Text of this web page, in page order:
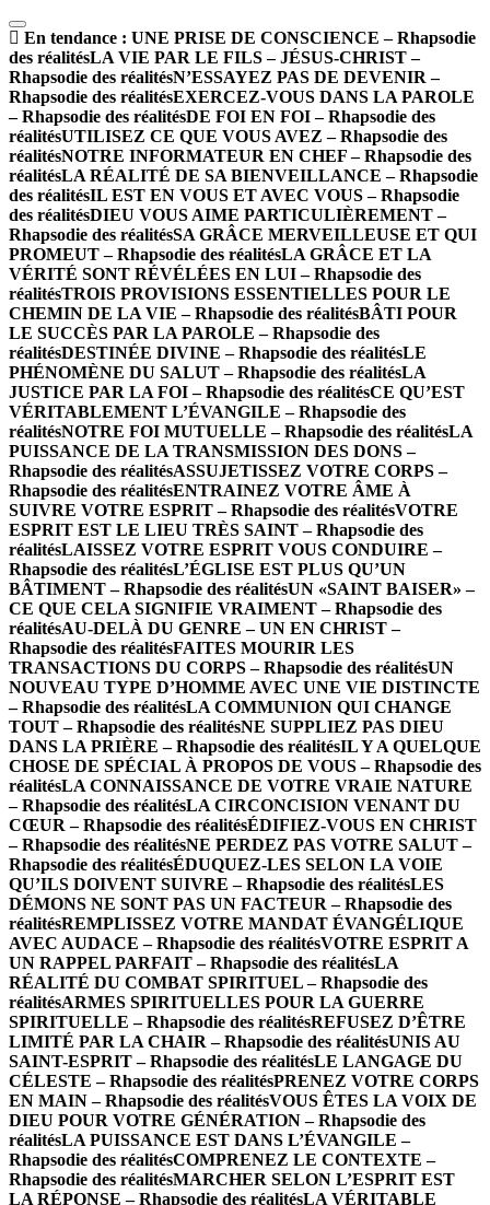
En tendance : UNE PRISE DE CONSCIENCE – Rhapsodie
des réalitésLA VIE PAR LE FILS – JÉSUS-CHRIST –
Rhapsodie des réalitésN’ESSAYEZ PAS DE DEVENIR –
Rhapsodie des réalitésEXERCEZ-VOUS DANS LA PAROLE
– Rhapsodie des réalitésDE FOI EN FOI – Rhapsodie des
réalitésUTILISEZ CE QUE VOUS AVEZ – Rhapsodie des
réalitésNOTRE INFORMATEUR EN CHEF – Rhapsodie des
réalitésLA RÉALITÉ DE SA BIENVEILLANCE – Rhapsodie
des réalitésIL EST EN VOUS ET AVEC VOUS – Rhapsodie
des réalitésDIEU VOUS AIME PARTICULIÈREMENT –
Rhapsodie des réalitésSA GRÂCE MERVEILLEUSE ET QUI
PROMEUT – Rhapsodie des réalitésLA GRÂCE ET LA
VÉRITÉ SONT RÉVÉLÉES EN LUI – Rhapsodie des
réalitésTROIS PROVISIONS ESSENTIELLES POUR LE
CHEMIN DE LA VIE – Rhapsodie des réalitésBÂTI POUR
LE SUCCÈS PAR LA PAROLE – Rhapsodie des
réalitésDESTINÉE DIVINE – Rhapsodie des réalitésLE
PHÉNOMÈNE DU SALUT – Rhapsodie des réalitésLA
JUSTICE PAR LA FOI – Rhapsodie des réalitésCE QU’EST
VÉRITABLEMENT L’ÉVANGILE – Rhapsodie des
réalitésNOTRE FOI MUTUELLE – Rhapsodie des réalitésLA
PUISSANCE DE LA TRANSMISSION DES DONS –
Rhapsodie des réalitésASSUJETISSEZ VOTRE CORPS –
Rhapsodie des réalitésENTRAINEZ VOTRE ÂME À
SUIVRE VOTRE ESPRIT – Rhapsodie des réalitésVOTRE
ESPRIT EST LE LIEU TRÈS SAINT – Rhapsodie des
réalitésLAISSEZ VOTRE ESPRIT VOUS CONDUIRE –
Rhapsodie des réalitésL’ÉGLISE EST PLUS QU’UN
BÂTIMENT – Rhapsodie des réalitésUN «SAINT BAISER» –
CE QUE CELA SIGNIFIE VRAIMENT – Rhapsodie des
réalitésAU-DELÀ DU GENRE – UN EN CHRIST –
Rhapsodie des réalitésFAITES MOURIR LES
TRANSACTIONS DU CORPS – Rhapsodie des réalitésUN
NOUVEAU TYPE D’HOMME AVEC UNE VIE DISTINCTE
– Rhapsodie des réalitésLA COMMUNION QUI CHANGE
TOUT – Rhapsodie des réalitésNE SUPPLIEZ PAS DIEU
DANS LA PRIÈRE – Rhapsodie des réalitésIL Y A QUELQUE
CHOSE DE SPÉCIAL À PROPOS DE VOUS – Rhapsodie des
réalitésLA CONNAISSANCE DE VOTRE VRAIE NATURE
– Rhapsodie des réalitésLA CIRCONCISION VENANT DU
CŒUR – Rhapsodie des réalitésÉDIFIEZ-VOUS EN CHRIST
– Rhapsodie des réalitésNE PERDEZ PAS VOTRE SALUT –
Rhapsodie des réalitésÉDUQUEZ-LES SELON LA VOIE
QU’ILS DOIVENT SUIVRE – Rhapsodie des réalitésLES
DÉMONS NE SONT PAS UN FACTEUR – Rhapsodie des
réalitésREMPLISSEZ VOTRE MANDAT ÉVANGÉLIQUE
AVEC AUDACE – Rhapsodie des réalitésVOTRE ESPRIT A
UN RAPPEL PARFAIT – Rhapsodie des réalitésLA
RÉALITÉ DU COMBAT SPIRITUEL – Rhapsodie des
réalitésARMES SPIRITUELLES POUR LA GUERRE
SPIRITUELLE – Rhapsodie des réalitésREFUSEZ D’ÊTRE
LIMITÉ PAR LA CHAIR – Rhapsodie des réalitésUNIS AU
SAINT-ESPRIT – Rhapsodie des réalitésLE LANGAGE DU
CÉLESTE – Rhapsodie des réalitésPRENEZ VOTRE CORPS
EN MAIN – Rhapsodie des réalitésVOUS ÊTES LA VOIX DE
DIEU POUR VOTRE GÉNÉRATION – Rhapsodie des
réalitésLA PUISSANCE EST DANS L’ÉVANGILE –
Rhapsodie des réalitésCOMPRENEZ LE CONTEXTE –
Rhapsodie des réalitésMARCHER SELON L’ESPRIT EST
LA RÉPONSE – Rhapsodie des réalitésLA VÉRITABLE